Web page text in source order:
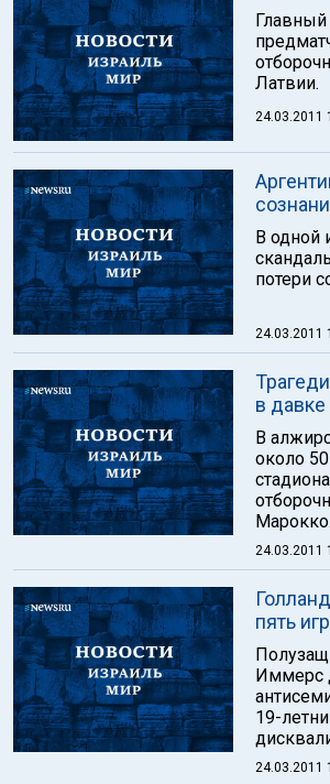
Латвии.
24.03.2011
В одной
потери
24.03.2011
в давке
В
около
Марокко.
24.03.2011
пять
Иммерс
19-
24.03.2011